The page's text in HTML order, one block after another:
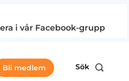
i vår Facebook-grupp
Bli medlem Sök